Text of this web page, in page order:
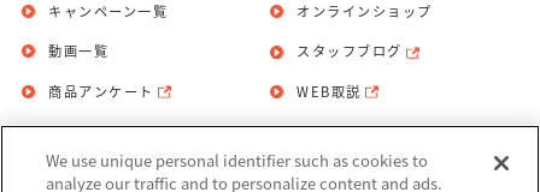
キャンペーン一覧
動画一覧
商品アンケート
オンラインショップ
スタッフブログ
WEB取説
お問い合わせ 個人情報保護方針
We use unique personal identifier such as cookies to
analyze our traffic and to personalize content and ads.